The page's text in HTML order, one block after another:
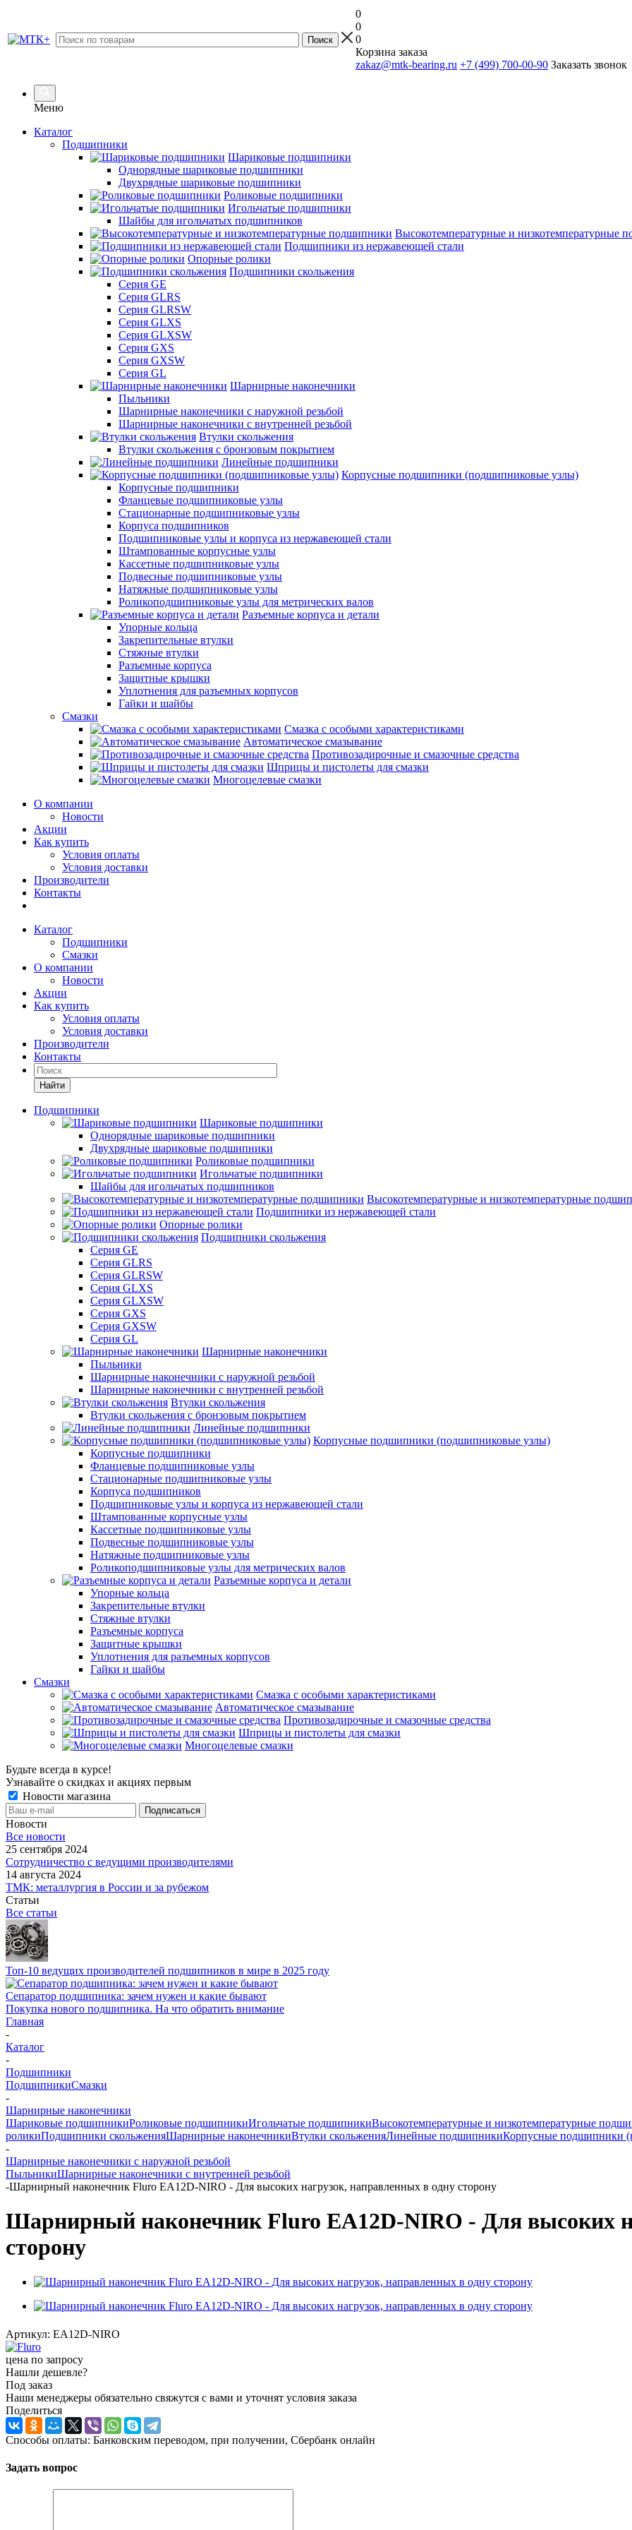
0
0
0
Корзина заказа
zakaz@mtk-bearing.ru +7 (499) 700-00-90 Заказать звонок
Меню
Каталог
Подшипники
Шариковые подшипники
Однорядные шариковые подшипники
Двухрядные шариковые подшипники
Роликовые подшипники
Игольчатые подшипники
Шайбы для игольчатых подшипников
Высокотемпературные и низкотемпературные
Подшипники из нержавеющей стали
Опорные ролики
Подшипники скольжения
Серия GE
Серия GLRS
Серия GLRSW
Серия GLXS
Серия GLXSW
Серия GXS
Серия GXSW
Серия GL
Шарнирные наконечники
Пыльники
Шарнирные наконечники с наружной резьбой
Шарнирные наконечники с внутренней резьбой
Втулки скольжения
Втулки скольжения с бронзовым покрытием
Линейные подшипники
Корпусные подшипники (подшипниковые узлы)
Корпусные подшипники
Фланцевые подшипниковые узлы
Стационарные подшипниковые узлы
Корпуса подшипников
Подшипниковые узлы и корпуса из нержавеющей стали
Штампованные корпусные узлы
Кассетные подшипниковые узлы
Подвесные подшипниковые узлы
Натяжные подшипниковые узлы
Роликоподшипниковые узлы для метрических валов
Разъемные корпуса и детали
Упорные кольца
Закрепительные втулки
Стяжные втулки
Разъемные корпуса
Защитные крышки
Уплотнения для разъемных корпусов
Гайки и шайбы
Смазки
Смазка с особыми характеристиками
Автоматическое смазывание
Противозадирочные и смазочные средства
Шприцы и пистолеты для смазки
Многоцелевые смазки
О компании
Новости
Акции
Как купить
Условия оплаты
Условия доставки
Производители
Контакты
Каталог
Подшипники
Смазки
О компании
Новости
Акции
Как купить
Условия оплаты
Условия доставки
Производители
Контакты
Найти
Подшипники
Шариковые подшипники
Однорядные шариковые подшипники
Двухрядные шариковые подшипники
Роликовые подшипники
Игольчатые подшипники
Шайбы для игольчатых подшипников
Высокотемпературные и низкотемпературные
Подшипники из нержавеющей стали
Опорные ролики
Подшипники скольжения
Серия GE
Серия GLRS
Серия GLRSW
Серия GLXS
Серия GLXSW
Серия GXS
Серия GXSW
Серия GL
Шарнирные наконечники
Пыльники
Шарнирные наконечники с наружной резьбой
Шарнирные наконечники с внутренней резьбой
Втулки скольжения
Втулки скольжения с бронзовым покрытием
Линейные подшипники
Корпусные подшипники (подшипниковые узлы)
Корпусные подшипники
Фланцевые подшипниковые узлы
Стационарные подшипниковые узлы
Корпуса подшипников
Подшипниковые узлы и корпуса из нержавеющей стали
Штампованные корпусные узлы
Кассетные подшипниковые узлы
Подвесные подшипниковые узлы
Натяжные подшипниковые узлы
Роликоподшипниковые узлы для метрических валов
Разъемные корпуса и детали
Упорные кольца
Закрепительные втулки
Стяжные втулки
Разъемные корпуса
Защитные крышки
Уплотнения для разъемных корпусов
Гайки и шайбы
Смазки
Смазка с особыми характеристиками
Автоматическое смазывание
Противозадирочные и смазочные средства
Шприцы и пистолеты для смазки
Многоцелевые смазки
Будьте всегда в курсе!
Узнавайте о скидках и акциях первым
Новости магазина
Новости
Все новости
25 сентября 2024
Сотрудничество с ведущими производителями
14 августа 2024
ТМК: металлургия в России и за рубежом
Статьи
Все статьи
Топ-10 ведущих производителей подшипников в мире в 2025 году
Сепаратор подшипника: зачем нужен и какие бывают
Покупка нового подшипника. На что обратить внимание
Главная
-
Каталог
-
Подшипники
ПодшипникиСмазки
-
Шарнирные наконечники
Шариковые подшипникиРоликовые подшипникиИгольчатые подшипникиВысокотемпературные и низкотемпературные
роликиПодшипники скольженияШарнирные наконечникиВтулки скольженияЛинейные подшипникиКорпусные подшипники
-
Шарнирные наконечники с наружной резьбой
ПыльникиШарнирные наконечники с внутренней резьбой
-Шарнирный наконечник Fluro EA12D-NIRO - Для высоких нагрузок, направленных в одну сторону
Шарнирный наконечник Fluro EA12D-NIRO - Для высоких
сторону
Артикул: EA12D-NIRO
цена по запросу
Нашли дешевле?
Под заказ
Наши менеджеры обязательно свяжутся с вами и уточнят условия заказа
Поделиться
Способы оплаты: Банковским переводом, при получении, Сбербанк онлайн
Задать вопрос